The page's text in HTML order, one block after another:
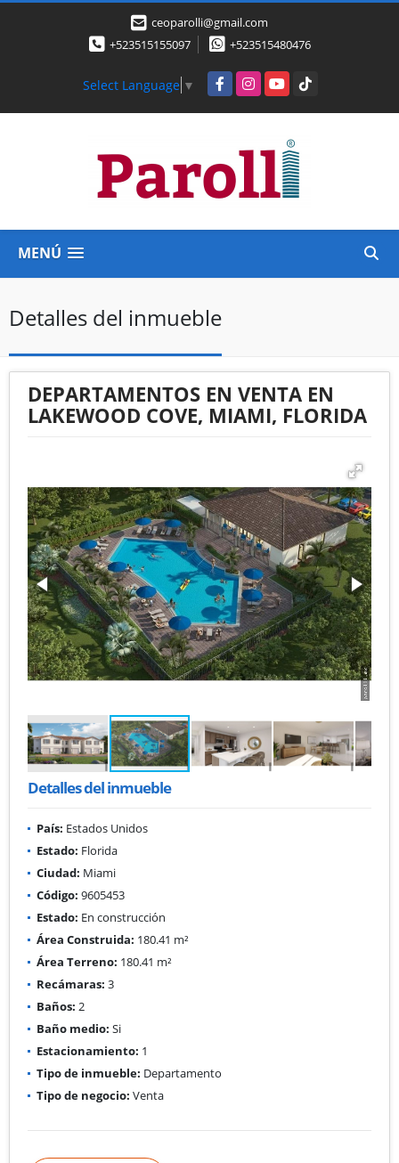
ceoparolli@gmail.com
+523515155097
+523515480476
Select Language ▼ FacebookInstagramYouTubeTikTok
MENÚ
Detalles del inmueble
DEPARTAMENTOS EN VENTA EN
LAKEWOOD COVE, MIAMI, FLORIDA
Detalles del inmueble
País: Estados Unidos
Estado: Florida
Ciudad: Miami
Código: 9605453
Estado: En construcción
Área Construida: 180.41 m²
Área Terreno: 180.41 m²
Recámaras: 3
Baños: 2
Baño medio: Si
Estacionamiento: 1
Tipo de inmueble: Departamento
Tipo de negocio: Venta